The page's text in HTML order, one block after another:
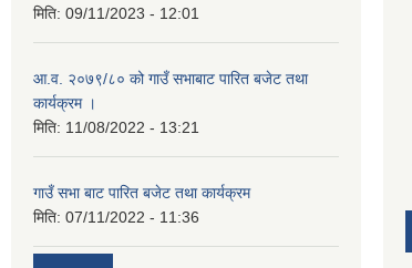
मिति: 09/11/2023 - 12:01
आ.व. २०७९/८० को गाउँ सभाबाट पारित बजेट तथा
कार्यक्रम ।
मिति: 11/08/2022 - 13:21
गाउँ सभा बाट पारित बजेट तथा कार्यक्रम
मिति: 07/11/2022 - 11:36